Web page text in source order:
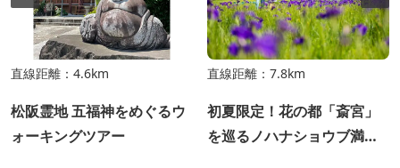
直線距離：4.6km
松阪霊地 五福神をめぐるウ
ォーキングツアー
直線距離：7.8km
初夏限定！花の都「斎宮」
を巡るノハナショウブ満喫